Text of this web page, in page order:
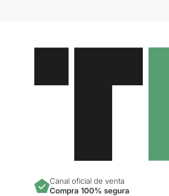
Canal oficial de venta
Compra 100% segura